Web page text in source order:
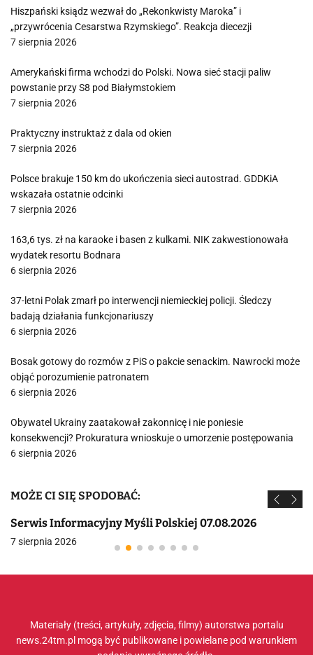
Hiszpański ksiądz wezwał do „Rekonkwisty Maroka” i
„przywrócenia Cesarstwa Rzymskiego”. Reakcja diecezji
7 sierpnia 2026
Amerykański firma wchodzi do Polski. Nowa sieć stacji paliw
powstanie przy S8 pod Białymstokiem
7 sierpnia 2026
Praktyczny instruktaż z dala od okien
7 sierpnia 2026
Polsce brakuje 150 km do ukończenia sieci autostrad. GDDKiA
wskazała ostatnie odcinki
7 sierpnia 2026
163,6 tys. zł na karaoke i basen z kulkami. NIK zakwestionowała
wydatek resortu Bodnara
6 sierpnia 2026
37-letni Polak zmarł po interwencji niemieckiej policji. Śledczy
badają działania funkcjonariuszy
6 sierpnia 2026
Bosak gotowy do rozmów z PiS o pakcie senackim. Nawrocki może
objąć porozumienie patronatem
6 sierpnia 2026
Obywatel Ukrainy zaatakował zakonnicę i nie poniesie
konsekwencji? Prokuratura wnioskuje o umorzenie postępowania
6 sierpnia 2026
MOŻE CI SIĘ SPODOBAĆ:
Serwis Informacyjny Myśli Polskiej 07.08.2026
7 sierpnia 2026
Materiały (treści, artykuły, zdjęcia, filmy) autorstwa portalu
news.24tm.pl mogą być publikowane i powielane pod warunkiem